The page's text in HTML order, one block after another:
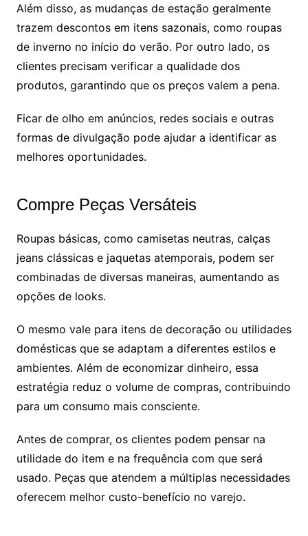
Além disso, as mudanças de estação geralmente
trazem descontos em itens sazonais, como roupas
de inverno no início do verão. Por outro lado, os
clientes precisam verificar a qualidade dos
produtos, garantindo que os preços valem a pena.
Ficar de olho em anúncios, redes sociais e outras
formas de divulgação pode ajudar a identificar as
melhores oportunidades.
Compre Peças Versáteis
Roupas básicas, como camisetas neutras, calças
jeans clássicas e jaquetas atemporais, podem ser
combinadas de diversas maneiras, aumentando as
opções de looks.
O mesmo vale para itens de decoração ou utilidades
domésticas que se adaptam a diferentes estilos e
ambientes. Além de economizar dinheiro, essa
estratégia reduz o volume de compras, contribuindo
para um consumo mais consciente.
Antes de comprar, os clientes podem pensar na
utilidade do item e na frequência com que será
usado. Peças que atendem a múltiplas necessidades
oferecem melhor custo-benefício no varejo.